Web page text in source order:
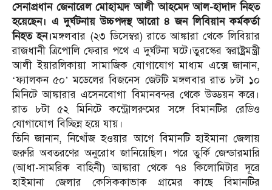
সেনাপ্রধান জেনারেল মোহাম্মদ আলী আহমেদ আল-হাদাদ নিহত
হয়েছেন। এ দুর্ঘটনায় উচ্চপদস্থ আরো ৪ জন লিবিয়ান কর্মকর্তা
নিহত হন।মঙ্গলবার (২৩ ডিসেম্বর) রাতে আঙ্কারা থেকে লিবিয়ার
রাজধানী ত্রিপোলি ফেরার পথে এ দুর্ঘটনা ঘটে।তুরস্কের স্বরাষ্ট্রমন্ত্রী
আলী ইয়ারলিকায়া সামাজিক যোগাযোগ মাধ্যম এক্সে জানান,
‘ফ্যালকন ৫০’ মডেলের বিজনেস জেটটি মঙ্গলবার রাত ৮টা ১০
মিনিটে আঙ্কারার এসেনবোগা বিমানবন্দর থেকে উড্ডয়ন করে।
রাত ৮টা ৫২ মিনিটে কন্ট্রোলরুমের সঙ্গে বিমানটির রেডিও
যোগাযোগ বিচ্ছিন্ন হয়ে যায়।
তিনি জানান, নিখোঁজ হওয়ার আগে বিমানটি হাইমানা জেলায়
জরুরি অবতরণের অনুরোধ জানিয়েছিল। পরে তুর্কি জেন্ডারমারি
(আধা-সামরিক বাহিনী) আঙ্কারা থেকে ৭৪ কিলোমিটার দূরে
হাইমানা জেলার কেসিককাভাক গ্রামের কাছে বিমানটির